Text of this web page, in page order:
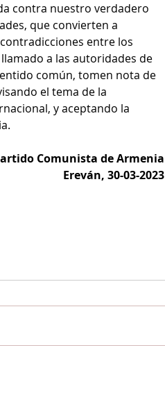
contra nuestro verdadero
que convierten a
entre los
a las autoridades de
común, tomen nota de
el tema de la
y aceptando la
Comunista de Armenia
Ereván, 30-03-2023